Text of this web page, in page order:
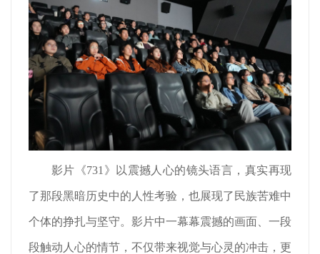
影片《731》以震撼人心的镜头语言，真实再现
了那段黑暗历史中的人性考验，也展现了民族苦难中
个体的挣扎与坚守。影片中一幕幕震撼的画面、一段
段触动人心的情节，不仅带来视觉与心灵的冲击，更